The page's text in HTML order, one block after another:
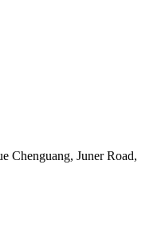
Chenguang, Juner Road,